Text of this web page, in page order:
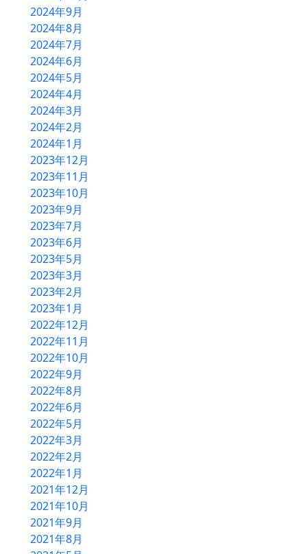
2024年9月
2024年8月
2024年7月
2024年6月
2024年5月
2024年4月
2024年3月
2024年2月
2024年1月
2023年12月
2023年11月
2023年10月
2023年9月
2023年7月
2023年6月
2023年5月
2023年3月
2023年2月
2023年1月
2022年12月
2022年11月
2022年10月
2022年9月
2022年8月
2022年6月
2022年5月
2022年3月
2022年2月
2022年1月
2021年12月
2021年10月
2021年9月
2021年8月